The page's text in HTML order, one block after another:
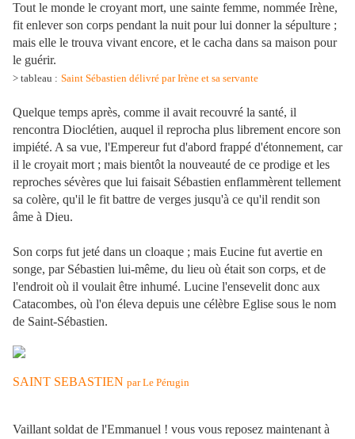
Tout le monde le croyant mort, une sainte femme, nommée Irène,
fit enlever son corps pendant la nuit pour lui donner la sépulture ;
mais elle le trouva vivant encore, et le cacha dans sa maison pour
le guérir.
> tableau : Saint Sébastien délivré par Irène et sa servante
Quelque temps après, comme il avait recouvré la santé, il
rencontra Dioclétien, auquel il reprocha plus librement encore son
impiété. A sa vue, l'Empereur fut d'abord frappé d'étonnement, car
il le croyait mort ; mais bientôt la nouveauté de ce prodige et les
reproches sévères que lui faisait Sébastien enflammèrent tellement
sa colère, qu'il le fit battre de verges jusqu'à ce qu'il rendit son
âme à Dieu.
Son corps fut jeté dans un cloaque ; mais Eucine fut avertie en
songe, par Sébastien lui-même, du lieu où était son corps, et de
l'endroit où il voulait être inhumé. Lucine l'ensevelit donc aux
Catacombes, où l'on éleva depuis une célèbre Eglise sous le nom
de Saint-Sébastien.
SAINT SEBASTIEN par Le Pérugin
Vaillant soldat de l'Emmanuel ! vous vous reposez maintenant à